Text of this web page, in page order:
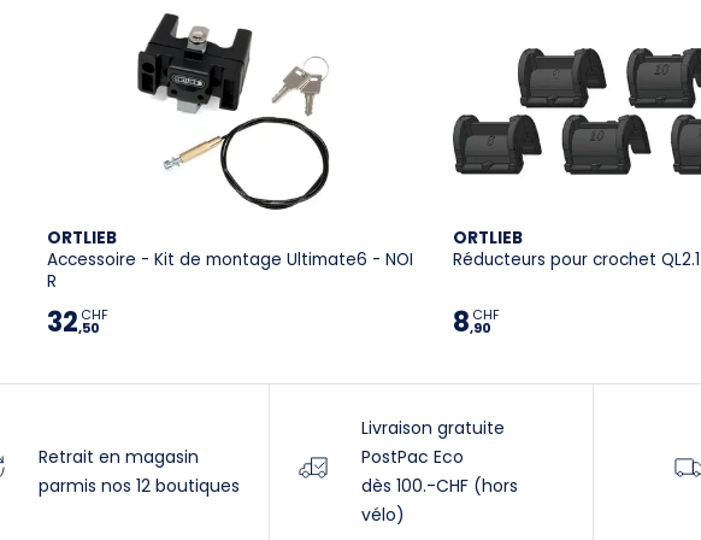
ORTLIEB
Accessoire - Kit de montage Ultimate6 - NOI
R
32,50
CHF
ORTLIEB
Réducteurs pour crochet
8,90
CHF
Retrait en magasin
parmis nos 12 boutiques
Livraison gratuite
PostPac Eco
dès 100.-CHF (hors
vélo)